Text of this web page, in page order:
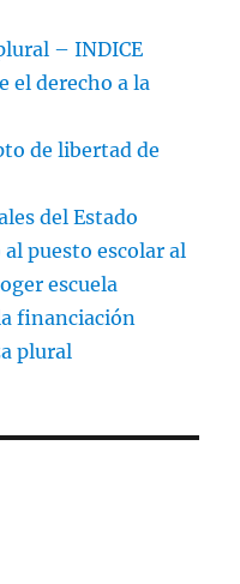
– INDICE
el derecho a la
de libertad de
del Estado
puesto escolar al
escuela
financiación
plural